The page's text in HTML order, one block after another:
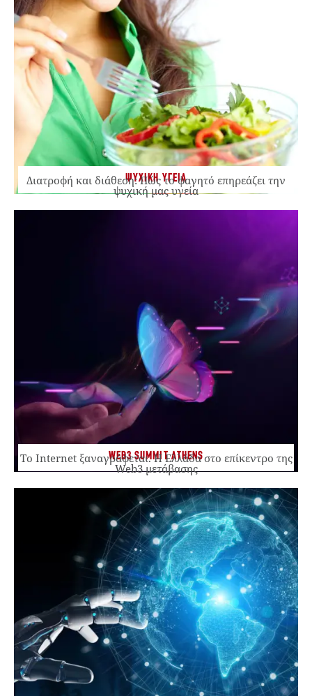
ΨΥΧΙΚΗ ΥΓΕΙΑ
Διατροφή και διάθεση: Πώς το φαγητό επηρεάζει την
ψυχική μας υγεία
WEB3 SUMMIT ATHENS
Το Internet ξαναγράφεται. Η Ελλάδα στο επίκεντρο της
Web3 μετάβασης